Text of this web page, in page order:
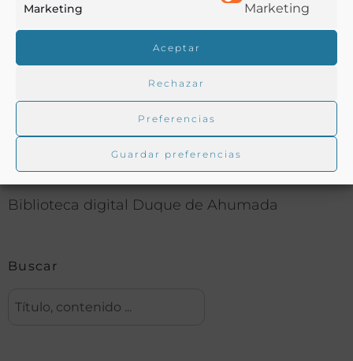
Marketing Marketing
Aceptar
Rechazar
Preferencias
Guardar preferencias
Buscar en la biblioteca
Biblioteca digital Duque de Ahumada
Buscar